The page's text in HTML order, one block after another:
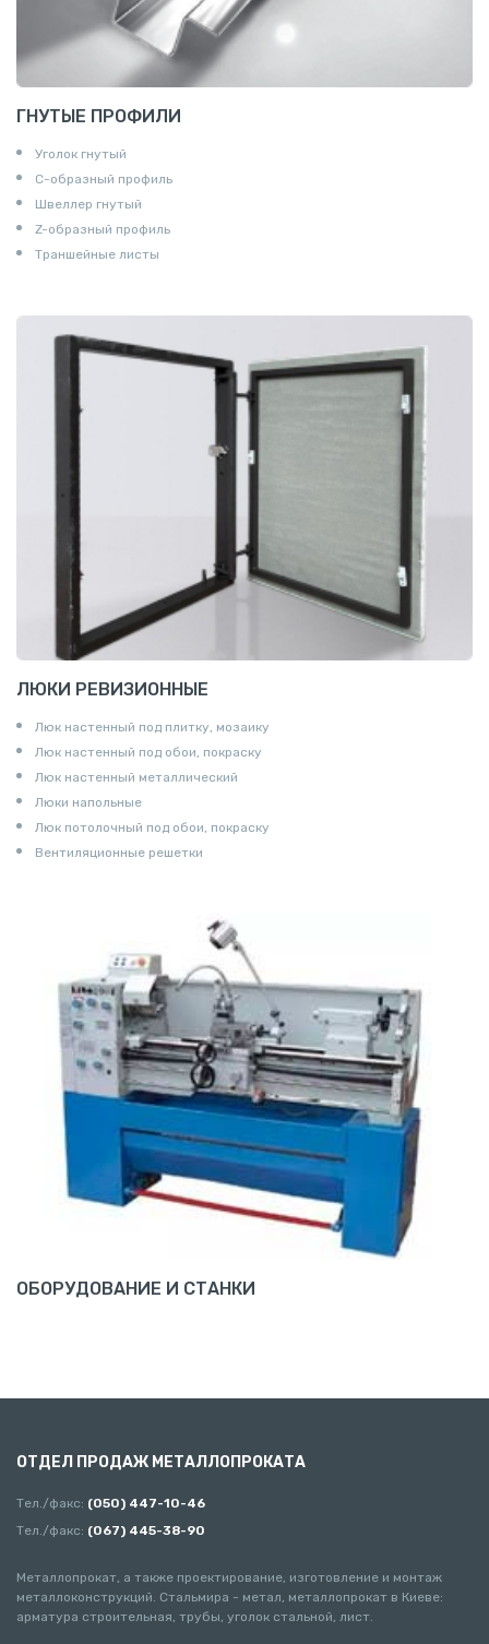
ГНУТЫЕ ПРОФИЛИ
Уголок гнутый
С-образный профиль
Швеллер гнутый
Z-образный профиль
Траншейные листы
ЛЮКИ РЕВИЗИОННЫЕ
Люк настенный под плитку, мозаику
Люк настенный под обои, покраску
Люк настенный металлический
Люки напольные
Люк потолочный под обои, покраску
Вентиляционные решетки
ОБОРУДОВАНИЕ И СТАНКИ
ОТДЕЛ ПРОДАЖ МЕТАЛЛОПРОКАТА
Тел./факс: (050) 447-10-46
Тел./факс: (067) 445-38-90
Металлопрокат, а также проектирование, изготовление и монтаж
металлоконструкций. Стальмира - метал, металлопрокат в Киеве:
арматура строительная, трубы, уголок стальной, лист.